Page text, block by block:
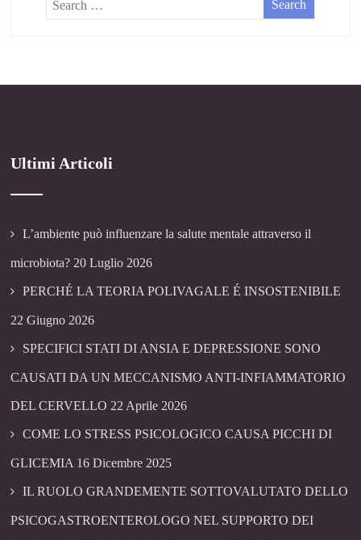
Ultimi Articoli
L’ambiente può influenzare la salute mentale attraverso il
microbiota? 20 Luglio 2026
PERCHÉ LA TEORIA POLIVAGALE É INSOSTENIBILE
22 Giugno 2026
SPECIFICI STATI DI ANSIA E DEPRESSIONE SONO
CAUSATI DA UN MECCANISMO ANTI-INFIAMMATORIO
DEL CERVELLO 22 Aprile 2026
COME LO STRESS PSICOLOGICO CAUSA PICCHI DI
GLICEMIA 16 Dicembre 2025
IL RUOLO GRANDEMENTE SOTTOVALUTATO DELLO
PSICOGASTROENTEROLOGO NEL SUPPORTO DEI